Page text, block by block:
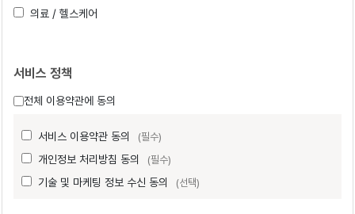
의료 / 헬스케어
서비스 정책
전체 이용약관에 동의
서비스 이용약관 동의 (필수)
개인정보 처리방침 동의 (필수)
기술 및 마케팅 정보 수신 동의 (선택)